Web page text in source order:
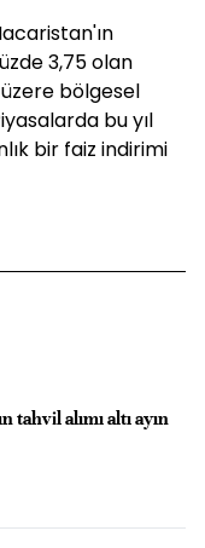
3,75 olan
bölgesel
bu yıl
bir faiz indirimi
tahvil alımı altı ayın